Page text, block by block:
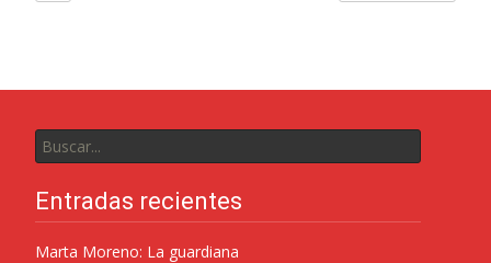
Entradas recientes
Marta Moreno: La guardiana